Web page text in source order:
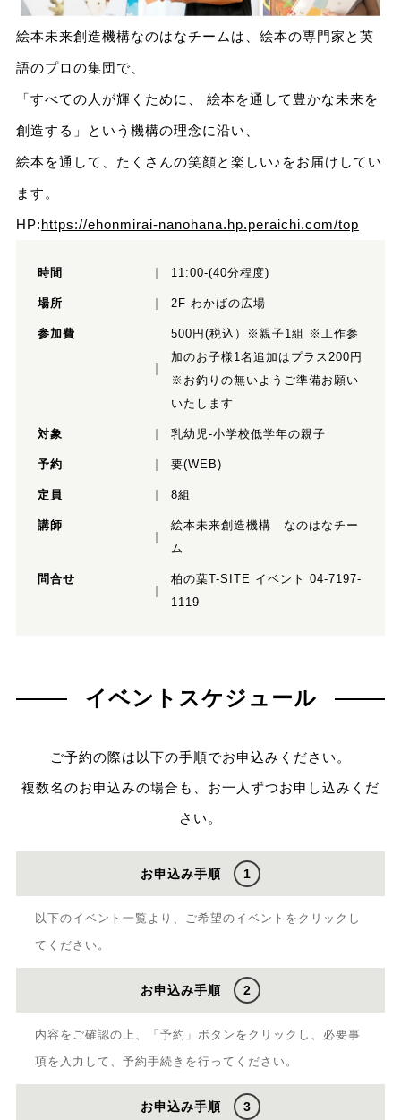
絵本未来創造機構なのはなチームは、絵本の専門家と英
語のプロの集団で、
「すべての人が輝くために、 絵本を通して豊かな未来を
創造する」という機構の理念に沿い、
絵本を通して、たくさんの笑顔と楽しい♪をお届けしてい
ます。
HP: https://ehonmirai-nanohana.hp.peraichi.com/top
時間 11:00-(40分程度)
場所 2F わかばの広場
参加費
500円(税込）※親子1組 ※工作参
加のお子様1名追加はプラス200円
※お釣りの無いようご準備お願い
いたします
対象 乳幼児-小学校低学年の親子
予約 要(WEB)
定員 8組
講師
絵本未来創造機構 なのはなチー
ム
問合せ
柏の葉T-SITE イベント 04-7197-
1119
イベントスケジュール
ご予約の際は以下の手順でお申込みください。
複数名のお申込みの場合も、お一人ずつお申し込みくだ
さい。
お申込み手順 1
以下のイベント一覧より、ご希望のイベントをクリックし
てください。
お申込み手順 2
内容をご確認の上、「予約」ボタンをクリックし、必要事
項を入力して、予約手続きを行ってください。
お申込み手順 3